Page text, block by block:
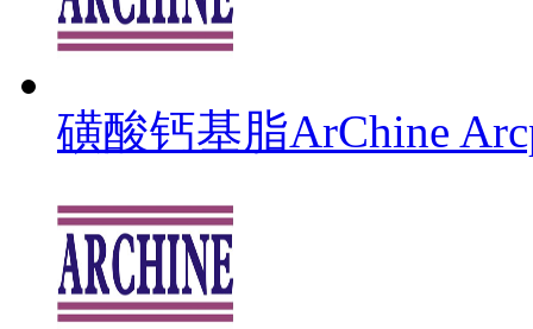
磺酸钙基脂ArChine